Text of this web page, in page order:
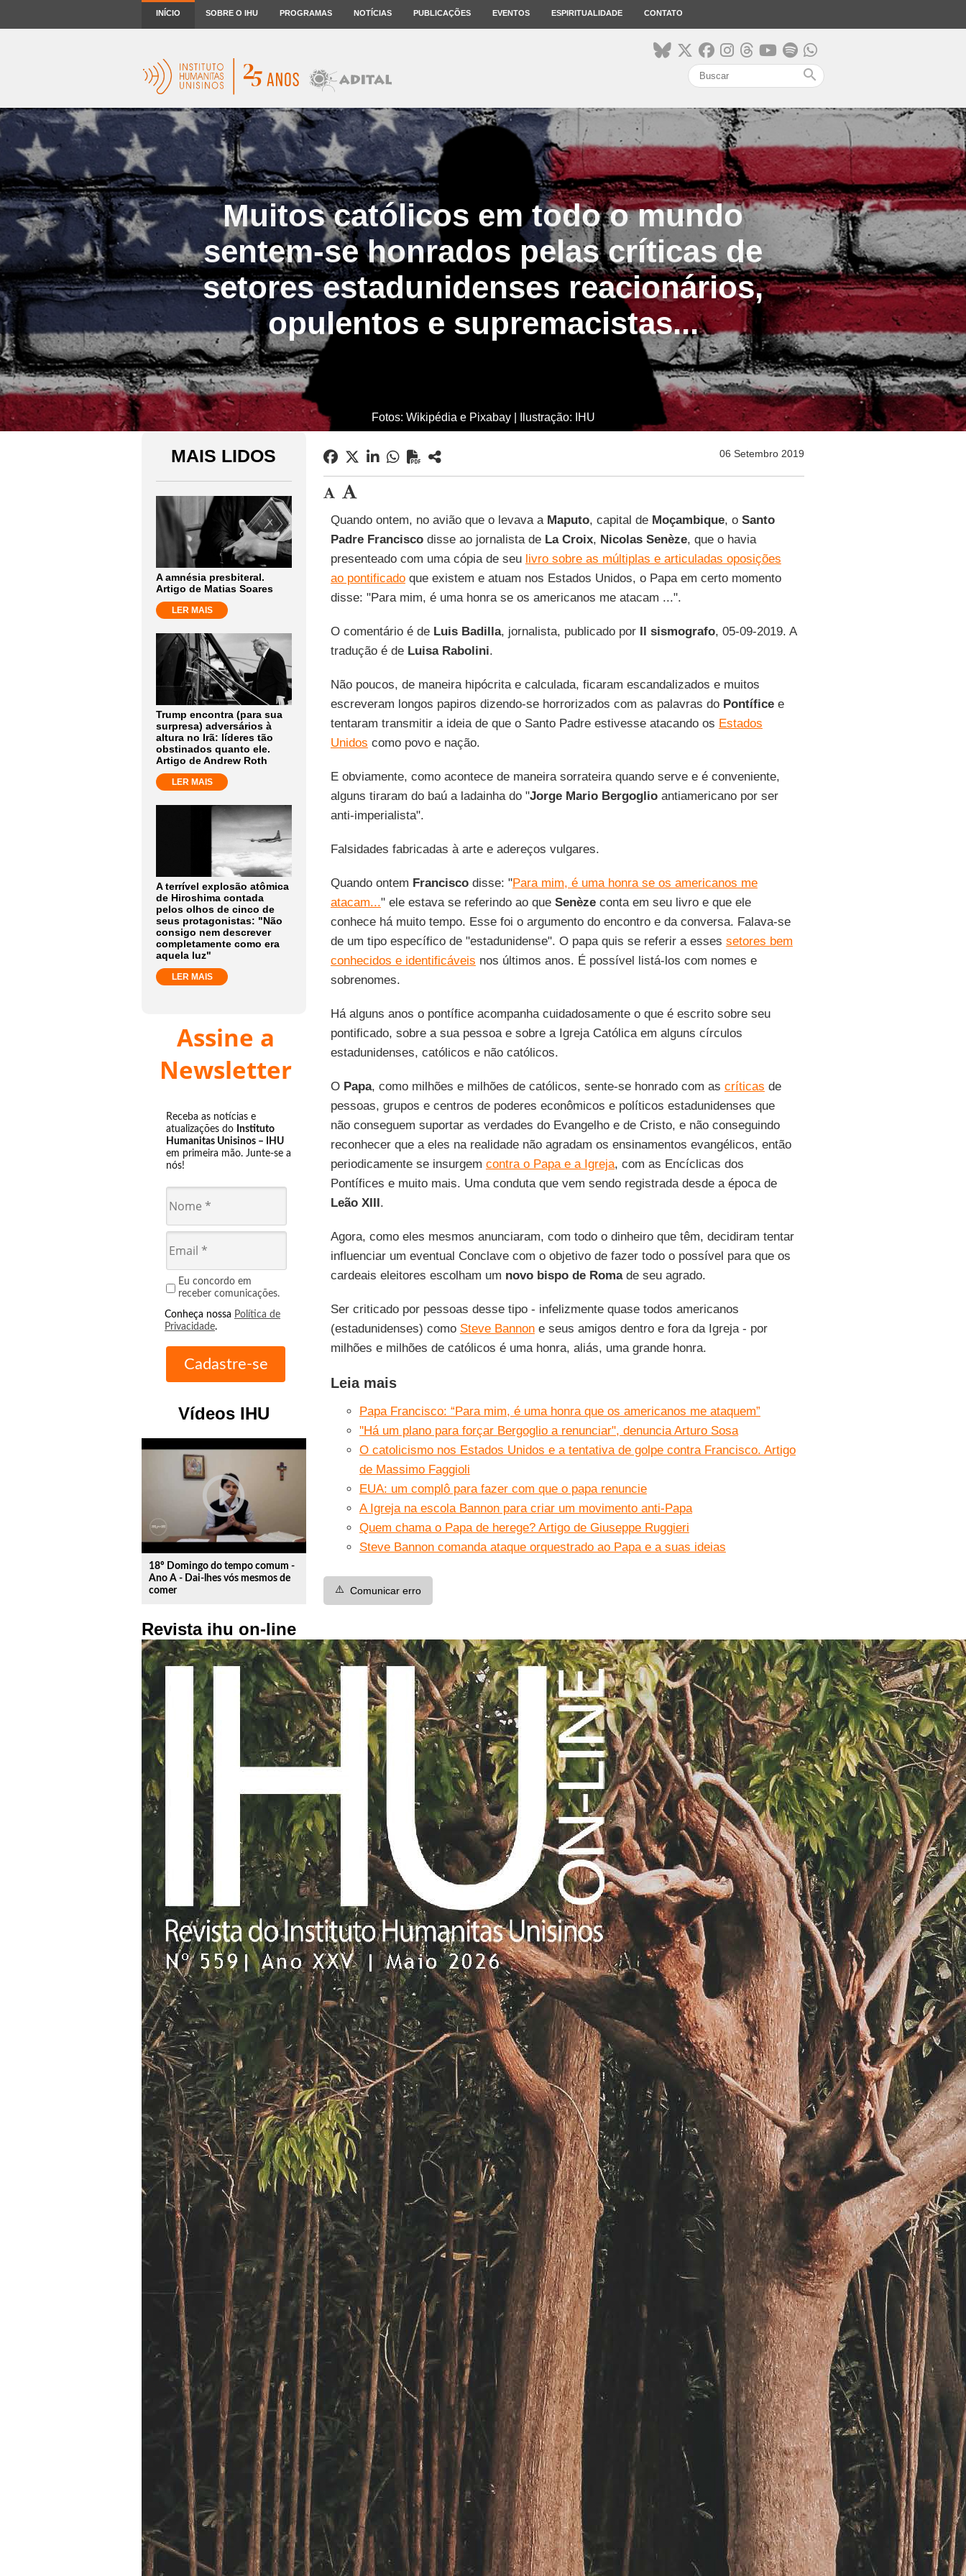
INÍCIO SOBRE O IHU PROGRAMAS NOTÍCIAS PUBLICAÇÕES EVENTOS ESPIRITUALIDADE CONTATO
search
Muitos católicos em todo o mundo
sentem-se honrados pelas críticas de
setores estadunidenses reacionários,
opulentos e supremacistas...
Fotos: Wikipédia e Pixabay | Ilustração: IHU
MAIS LIDOS
A amnésia presbiteral.
Artigo de Matias Soares
LER MAIS
Trump encontra (para sua
surpresa) adversários à
altura no Irã: líderes tão
obstinados quanto ele.
Artigo de Andrew Roth
LER MAIS
A terrível explosão atômica
de Hiroshima contada
pelos olhos de cinco de
seus protagonistas: "Não
consigo nem descrever
completamente como era
aquela luz"
LER MAIS
Assine a
Newsletter
Receba as notícias e
atualizações do Instituto
Humanitas Unisinos – IHU
em primeira mão. Junte-se a
nós!
Eu concordo em
receber comunicações.
Conheça nossa Política de
Privacidade.
Vídeos IHU
play_circle_outline
18º Domingo do tempo comum -
Ano A - Dai-lhes vós mesmos de
comer
Revista ihu on-line
06 Setembro 2019
Quando ontem, no avião que o levava a Maputo, capital de Moçambique, o Santo
Padre Franciscodisse ao jornalista de La Croix, Nicolas Senèze, que o havia
presenteado com uma cópia de seu livro sobre as múltiplas e articuladas oposições
ao pontificadoque existem e atuam nos Estados Unidos, o Papa em certo momento
disse: "Para mim, é uma honra se os americanos me atacam ...".
O comentário é de Luis Badilla, jornalista, publicado por Il sismografo, 05-09-2019. A
tradução é de Luisa Rabolini.
Não poucos, de maneira hipócrita e calculada, ficaram escandalizados e muitos
escreveram longos papiros dizendo-se horrorizados com as palavras do Pontíficee
tentaram transmitir a ideia de que o Santo Padre estivesse atacando os Estados
Unidos como povo e nação.
E obviamente, como acontece de maneira sorrateira quando serve e é conveniente,
alguns tiraram do baú a ladainha do "Jorge Mario Bergoglioantiamericano por ser
anti-imperialista".
Falsidades fabricadas à arte e adereços vulgares.
Quando ontem Franciscodisse: "Para mim, é uma honra se os americanos me
atacam..." ele estava se referindo ao que Senèzeconta em seu livro e que ele
conhece há muito tempo. Esse foi o argumento do encontro e da conversa. Falava-se
de um tipo específico de "estadunidense". O papa quis se referir a esses setores bem
conhecidos e identificáveis nos últimos anos. É possível listá-los com nomes e
sobrenomes.
Há alguns anos o pontífice acompanha cuidadosamente o que é escrito sobre seu
pontificado, sobre a sua pessoa e sobre a Igreja Católica em alguns círculos
estadunidenses, católicos e não católicos.
O Papa, como milhões e milhões de católicos, sente-se honrado com as críticas de
pessoas, grupos e centros de poderes econômicos e políticos estadunidenses que
não conseguem suportar as verdades do Evangelho e de Cristo, e não conseguindo
reconhecer que a eles na realidade não agradam os ensinamentos evangélicos, então
periodicamente se insurgem contra o Papa e a Igreja, com as Encíclicas dos
Pontífices e muito mais. Uma conduta que vem sendo registrada desde a época de
Leão XIII.
Agora, como eles mesmos anunciaram, com todo o dinheiro que têm, decidiram tentar
influenciar um eventual Conclave com o objetivo de fazer todo o possível para que os
cardeais eleitores escolham um novo bispo de Romade seu agrado.
Ser criticado por pessoas desse tipo - infelizmente quase todos americanos
(estadunidenses) como Steve Bannone seus amigos dentro e fora da Igreja - por
milhões e milhões de católicos é uma honra, aliás, uma grande honra.
Leia mais
Papa Francisco: “Para mim, é uma honra que os americanos me ataquem”
''Há um plano para forçar Bergoglio a renunciar", denuncia Arturo Sosa
O catolicismo nos Estados Unidos e a tentativa de golpe contra Francisco. Artigo
de Massimo Faggioli
EUA: um complô para fazer com que o papa renuncie
A Igreja na escola Bannon para criar um movimento anti-Papa
Quem chama o Papa de herege? Artigo de Giuseppe Ruggieri
Steve Bannon comanda ataque orquestrado ao Papa e a suas ideias
⚠️ Comunicar erro